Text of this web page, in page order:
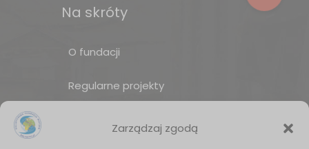
Zarządzaj zgodą
Na skróty
O fundacji
Regularne projekty